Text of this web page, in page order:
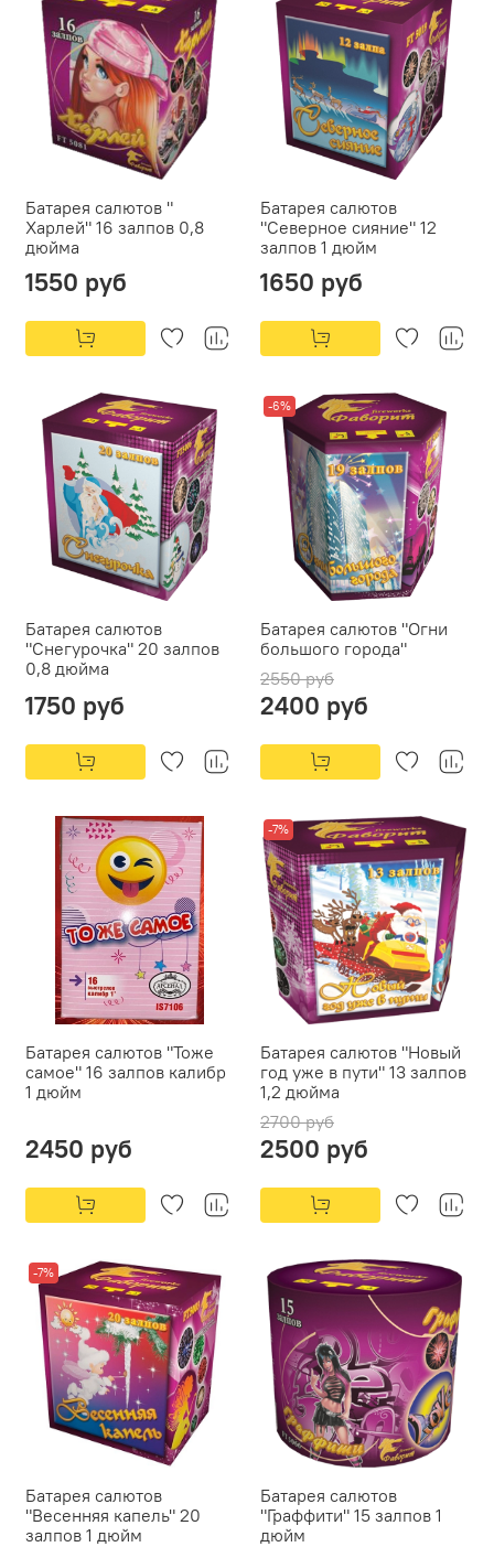
Батарея салютов "
Харлей" 16 залпов 0,8
дюйма
1550 руб
Батарея салютов
"Северное сияние" 12
залпов 1 дюйм
1650 руб
Батарея салютов
"Снегурочка" 20 залпов
0,8 дюйма
1750 руб
-6%
Батарея салютов "Огни
большого города"
2550 руб
2400 руб
Батарея салютов "Тоже
самое" 16 залпов калибр
1 дюйм
2450 руб
-7%
Батарея салютов "Новый
год уже в пути" 13 залпов
1,2 дюйма
2700 руб
2500 руб
-7%
Батарея салютов
"Весенняя капель" 20
залпов 1 дюйм
Батарея салютов
"Граффити" 15 залпов 1
дюйм